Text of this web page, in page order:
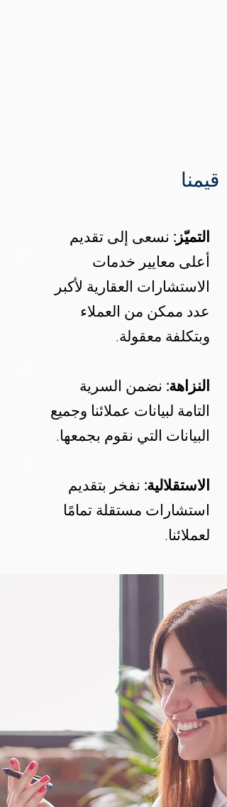
قيمنا
التميّز: نسعى إلى تقديم
أعلى معايير خدمات
الاستشارات العقارية لأكبر
عدد ممكن من العملاء
وبتكلفة معقولة.
النزاهة: نضمن السرية
التامة لبيانات عملائنا وجميع
البيانات التي نقوم بجمعها.
الاستقلالية: نفخر بتقديم
استشارات مستقلة تمامًا
لعملائنا.